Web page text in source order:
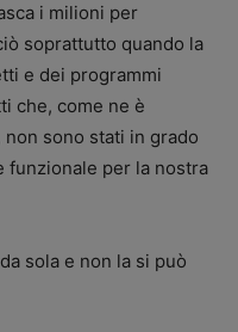
i milioni per
soprattutto quando la
e dei programmi
che, come ne è
non sono stati in grado
funzionale per la nostra
sola e non la si può